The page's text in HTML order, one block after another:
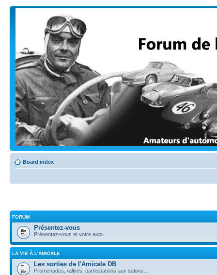
Board index
FORUM
Présentez-vous
Présentez-vous et votre auto.
LA VIE À L'AMICALE
Les sorties de l'Amicale DB
Promenades, rallyes, participations aux salons…